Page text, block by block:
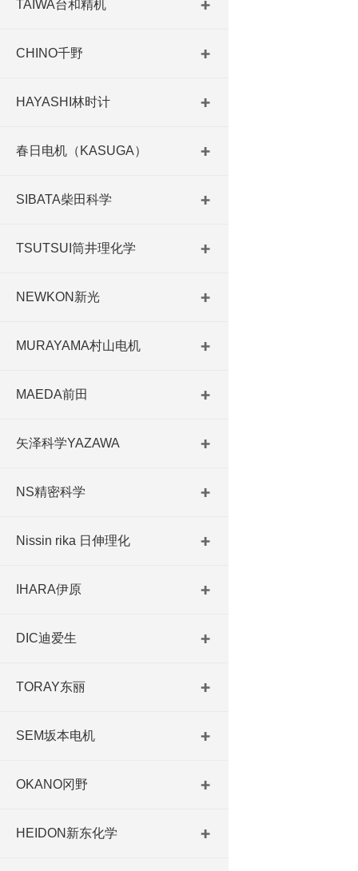
TAIWA台和精机
CHINO千野
HAYASHI林时计
春日电机（KASUGA）
SIBATA柴田科学
TSUTSUI筒井理化学
NEWKON新光
MURAYAMA村山电机
MAEDA前田
矢泽科学YAZAWA
NS精密科学
Nissin rika 日伸理化
IHARA伊原
DIC迪爱生
TORAY东丽
SEM坂本电机
OKANO冈野
HEIDON新东化学